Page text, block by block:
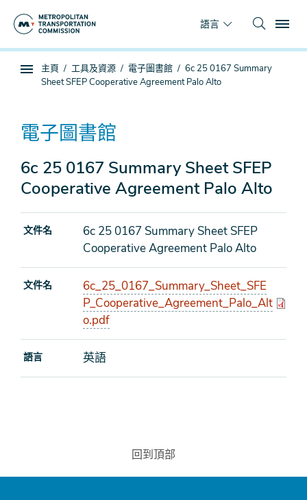
語言
子
導
航
你
在
主頁 工具及資源 電子圖書館
6c 25 0167 Summary
Sheet SFEP Cooperative Agreement Palo Alto
電子圖書館
6c 25 0167 Summary Sheet SFEP
Cooperative Agreement Palo Alto
文件名
6c 25 0167 Summary Sheet SFEP
Cooperative Agreement Palo Alto
文件名
6c_25_0167_Summary_Sheet_SFE
P_Cooperative_Agreement_Palo_Alt
o.pdf
語言 英語
回到頂部